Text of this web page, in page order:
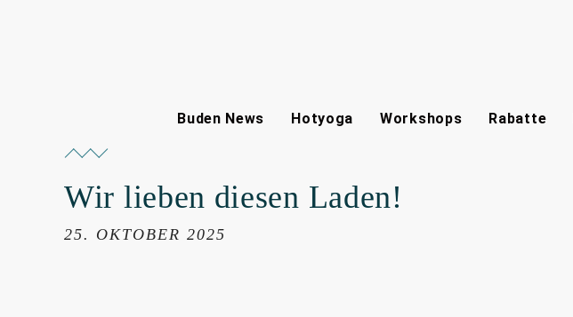
Buden News Hotyoga Workshops Rabatte
Wir lieben diesen Laden!
25. OKTOBER 2025